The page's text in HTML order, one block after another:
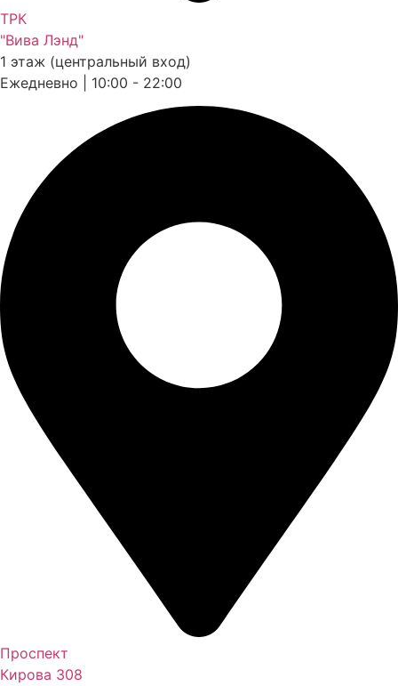
ТРК
"Вива Лэнд"
1 этаж (центральный вход)
Ежедневно | 10:00 - 22:00
Проспект
Кирова 308